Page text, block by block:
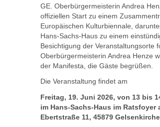
GE. Oberbürgermeisterin Andrea
offiziellen Start zu einem
Europäischen Kulturbiennale,
Hans-Sachs-Haus zu einem
Besichtigung der Veranstaltungsorte
Oberbürgermeisterin Andrea Henze
der Manifesta, die Gäste begrüßen.
Die Veranstaltung findet am
Freitag, 19. Juni 2026, von 13 bis
im Hans-Sachs-Haus im Ratsfoyer
Ebertstraße 11, 45879